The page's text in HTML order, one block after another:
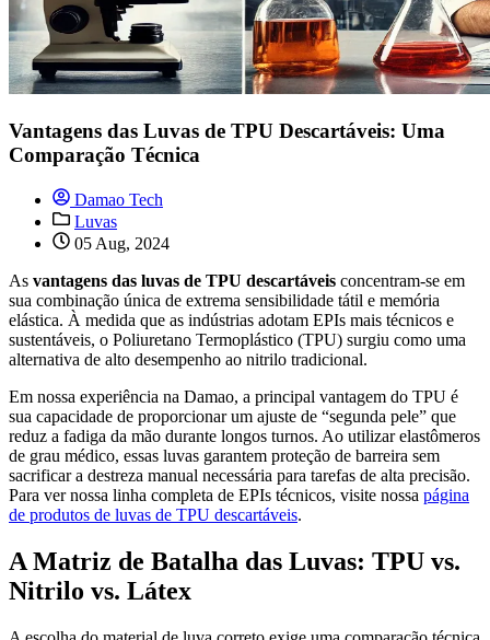
Vantagens das Luvas de TPU Descartáveis: Uma
Comparação Técnica
Damao Tech
Luvas
05 Aug, 2024
As vantagens das luvas de TPU descartáveis concentram-se em
sua combinação única de extrema sensibilidade tátil e memória
elástica. À medida que as indústrias adotam EPIs mais técnicos e
sustentáveis, o Poliuretano Termoplástico (TPU) surgiu como uma
alternativa de alto desempenho ao nitrilo tradicional.
Em nossa experiência na Damao, a principal vantagem do TPU é
sua capacidade de proporcionar um ajuste de “segunda pele” que
reduz a fadiga da mão durante longos turnos. Ao utilizar elastômeros
de grau médico, essas luvas garantem proteção de barreira sem
sacrificar a destreza manual necessária para tarefas de alta precisão.
Para ver nossa linha completa de EPIs técnicos, visite nossa página
de produtos de luvas de TPU descartáveis.
A Matriz de Batalha das Luvas: TPU vs.
Nitrilo vs. Látex